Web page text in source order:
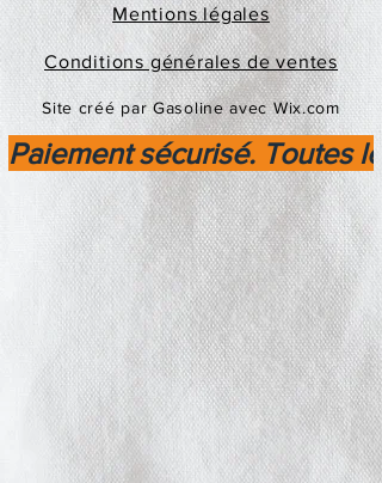
Mentions légales
Conditions générales de ventes
Site créé par Gasoline avec Wix.com
Paiement sécurisé. Toutes